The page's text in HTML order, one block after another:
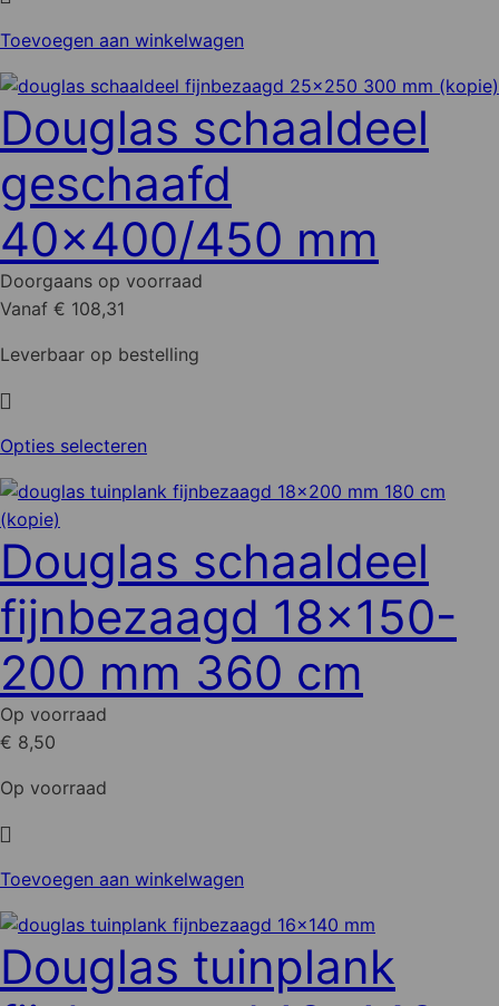
Toevoegen aan winkelwagen
Douglas schaaldeel
geschaafd
40x400/450 mm
Doorgaans op voorraad
Vanaf € 108,31
Leverbaar op bestelling
Opties selecteren
heeft
variaties.
Deze
optie
kan
gekozen
worden
Douglas schaaldeel
fijnbezaagd 18x150-
200 mm 360 cm
Op voorraad
€ 8,50
Op voorraad
Toevoegen aan winkelwagen
Douglas tuinplank